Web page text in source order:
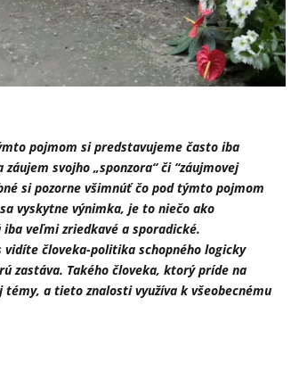
pojmom si predstavujeme často iba
svojho „sponzora“ či “záujmovej
si pozorne všimnúť čo pod týmto pojmom
vyskytne výnimka, je to niečo ako
iba veľmi zriedkavé a sporadické.
človeka-politika schopného logicky
zastáva. Takého človeka, ktorý príde na
a tieto znalosti využíva k všeobecnému